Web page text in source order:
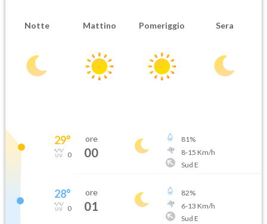
Notte Mattino Pomeriggio Sera
29°
0
ore
00
81%
8-15 Km/h
Sud E
28°
0
ore
01
82%
6-13 Km/h
Sud E